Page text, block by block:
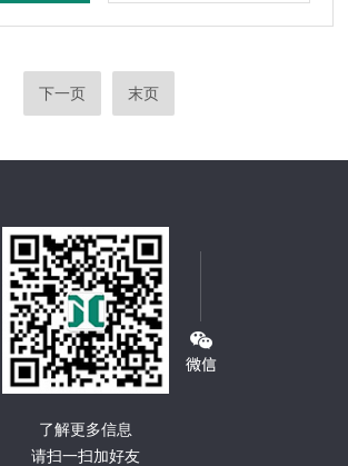
下一页 末页
了解更多信息
请扫一扫加好友